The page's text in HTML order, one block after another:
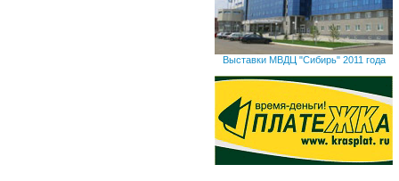
Выставки МВДЦ "Сибирь" 2011 года